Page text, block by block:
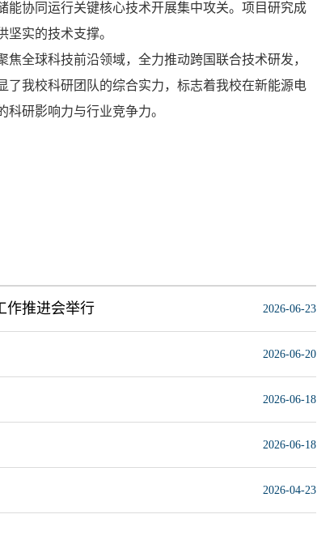
协同运行关键核心技术开展集中攻关。项目研究成
实的技术支撑。
全球科技前沿领域，全力推动跨国联合技术研发，
我校科研团队的综合实力，标志着我校在新能源电
研影响力与行业竞争力。
作推进会举行 2026-06-23
2026-06-20
2026-06-18
2026-06-18
2026-04-23